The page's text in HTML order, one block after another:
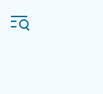
au
contenu